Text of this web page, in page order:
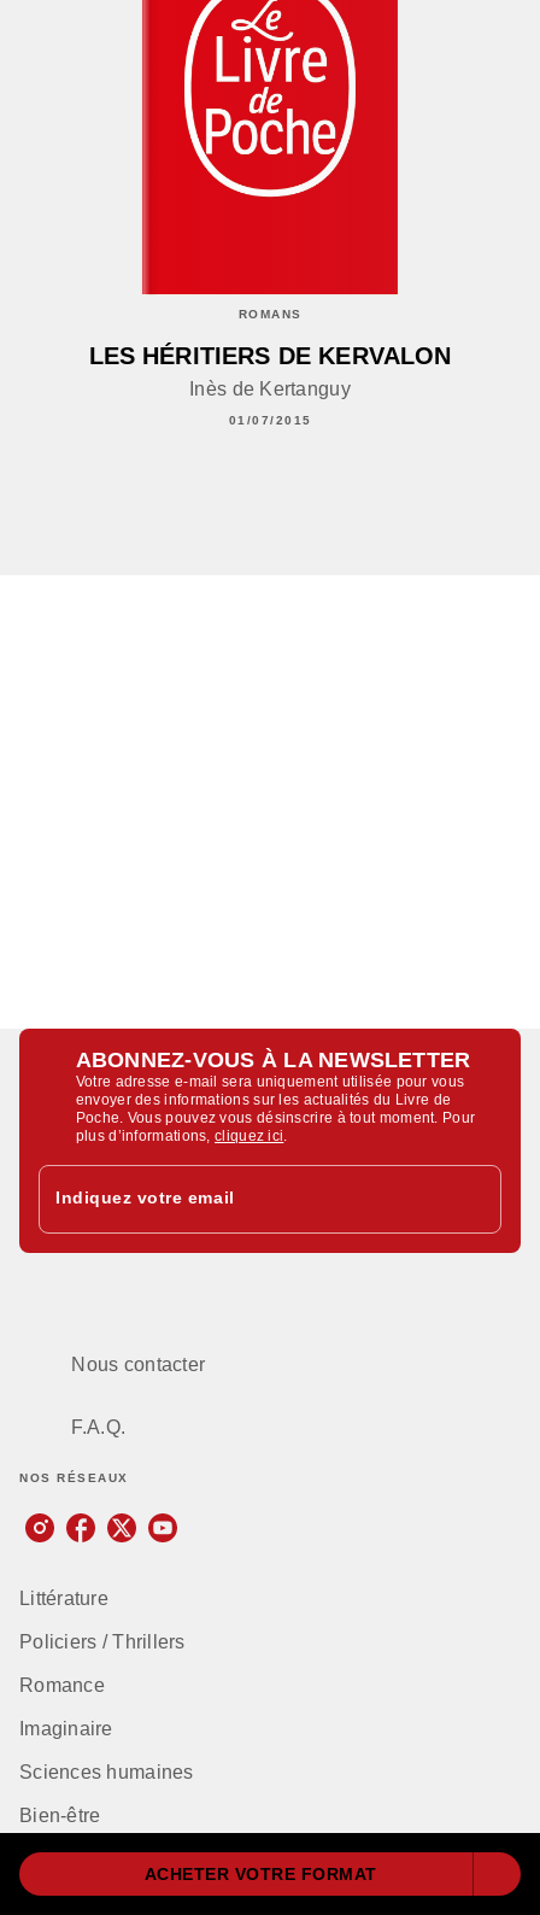
ACHETER VOTRE FORMAT
ROMANS
LES HÉRITIERS DE KERVALON
Inès de Kertanguy
01/07/2015
ABONNEZ-VOUS À LA NEWSLETTER
Votre adresse e-mail sera uniquement utilisée pour vous
envoyer des informations sur les actualités du Livre de
Poche. Vous pouvez vous désinscrire à tout moment. Pour
plus d’informations,cliquez ici
Indiquez votre email
Nous contacter
F.A.Q.
NOS RÉSEAUX
Littérature
Policiers / Thrillers
Romance
Imaginaire
Sciences humaines
Bien-être
Classiques
Dictionnaires et encyclopédies